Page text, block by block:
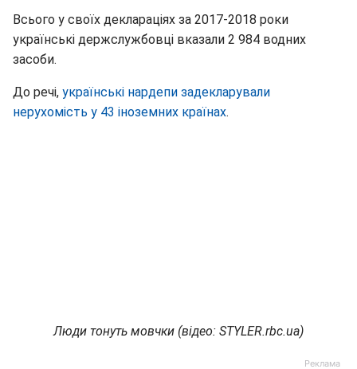
Всього у своїх деклараціях за 2017-2018 роки
українські держслужбовці вказали 2 984 водних
засоби.
До речі, українські нардепи задекларували
нерухомість у 43 іноземних країнах.
Люди тонуть мовчки (відео: STYLER.rbc.ua)